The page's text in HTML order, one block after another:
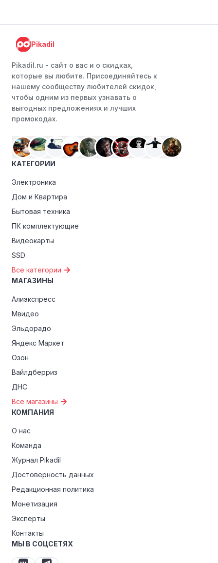
Pikadil
Pikadil.ru - cайт о вас и о скидках,
которые вы любите. Присоединяйтесь к
нашему сообществу любителей скидок,
чтобы одним из первых узнавать о
выгодных предложениях и лучших
промокодах.
КАТЕГОРИИ
Электроника
Дом и Квартира
Бытовая техника
ПК комплектующие
Видеокарты
SSD
Все категории
МАГАЗИНЫ
Алиэкспресс
Мвидео
Эльдорадо
Яндекс Маркет
Озон
Вайлдберриз
ДНС
Все магазины
КОМПАНИЯ
О нас
Команда
Журнал Pikadil
Достоверность данных
Редакционная политика
Монетизация
Эксперты
Контакты
МЫ В СОЦСЕТЯХ